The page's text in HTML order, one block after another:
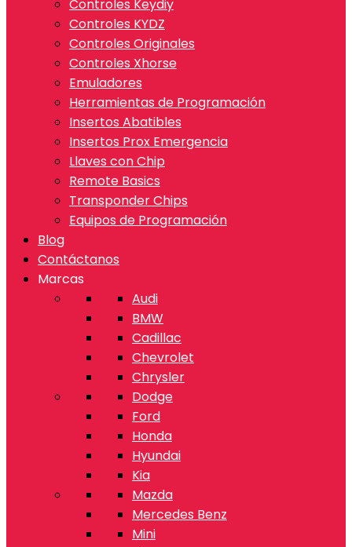
Controles Keydiy
Controles KYDZ
Controles Originales
Controles Xhorse
Emuladores
Herramientas de Programación
Insertos Abatibles
Insertos Prox Emergencia
Llaves con Chip
Remote Basics
Transponder Chips
Equipos de Programación
Blog
Contáctanos
Marcas
Audi
BMW
Cadillac
Chevrolet
Chrysler
Dodge
Ford
Honda
Hyundai
Kia
Mazda
Mercedes Benz
Mini